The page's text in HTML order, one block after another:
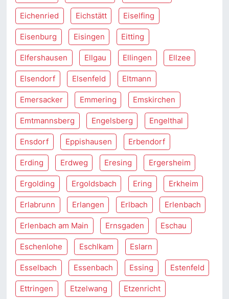
Eichenried Eichstätt Eiselfing
Eisenburg Eisingen Eitting
Elfershausen Ellgau Ellingen Ellzee
Elsendorf Elsenfeld Eltmann
Emersacker Emmering Emskirchen
Emtmannsberg Engelsberg Engelthal
Ensdorf Eppishausen Erbendorf
Erding Erdweg Eresing Ergersheim
Ergolding Ergoldsbach Ering Erkheim
Erlabrunn Erlangen Erlbach Erlenbach
Erlenbach am Main Ernsgaden Eschau
Eschenlohe Eschlkam Eslarn
Esselbach Essenbach Essing Estenfeld
Ettringen Etzelwang Etzenricht